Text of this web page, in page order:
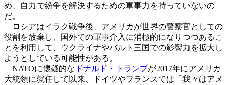
め、自力で紛争を解決するための軍事力を持っていないの
だ。
ロシアはイラク戦争後、アメリカが世界の警察官としての
役割を放棄し、国外での軍事介入に消極的になりつつあるこ
とを利用して、ウクライナやバルト三国での影響力を拡大し
ようとしている可能性がある。
NATOに懐疑的な ドナルド・トランプが2017年にアメリカ
大統領に就任して以来、ドイツやフランスでは「我々はアメ